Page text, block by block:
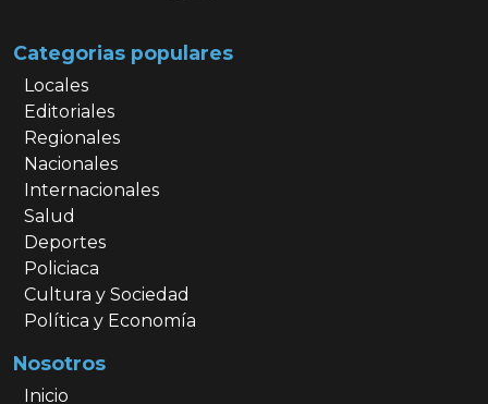
Categorias populares
Locales
Editoriales
Regionales
Nacionales
Internacionales
Salud
Deportes
Policiaca
Cultura y Sociedad
Política y Economía
Nosotros
Inicio